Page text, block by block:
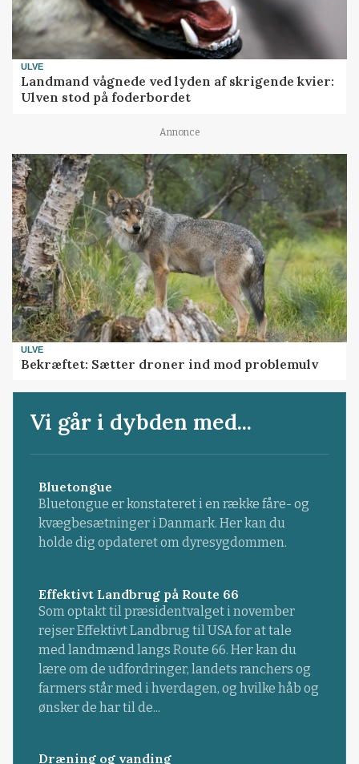
ULVE
Landmand vågnede ved lyden af skrigende kvier:
Ulven stod på foderbordet
Annonce
ULVE
Bekræftet: Sætter droner ind mod problemulv
Vi går i dybden med...
Bluetongue
Bluetongue er konstateret i en række fåre- og
kvægbesætninger i Danmark. Her kan du
holde dig opdateret om dyresygdommen.
Effektivt Landbrug på Route 66
Som optakt til præsidentvalget i november
rejser Effektivt Landbrug til USA for at tale
med landmænd langs Route 66. Her kan du
lære om de udfordringer, landets ranchers og
farmers står med i hverdagen, og hvilke håb og
ønsker de har til de...
Dræning og vanding